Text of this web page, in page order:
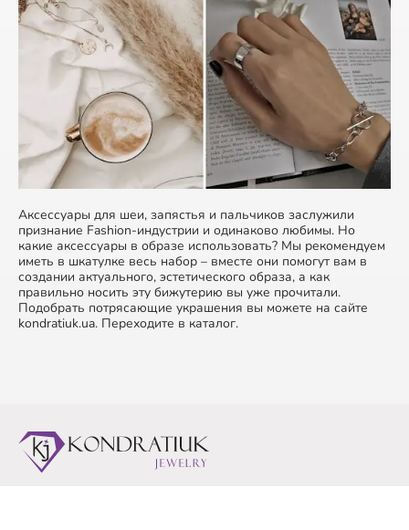
Аксессуары для шеи, запястья и пальчиков заслужили
признание Fashion-индустрии и одинаково любимы. Но
какие аксессуары в образе использовать? Мы рекомендуем
иметь в шкатулке весь набор – вместе они помогут вам в
создании актуального, эстетического образа, а как
правильно носить эту бижутерию вы уже прочитали.
Подобрать потрясающие украшения вы можете на сайте
kondratiuk.ua. Переходите в каталог.